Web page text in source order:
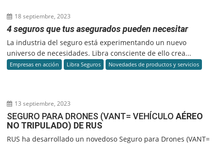
18 septiembre, 2023
4 seguros que tus asegurados pueden necesitar
La industria del seguro está experimentando un nuevo
universo de necesidades. Libra consciente de ello crea...
Empresas en acción Libra Seguros Novedades de productos y servicios
13 septiembre, 2023
SEGURO PARA DRONES (VANT= VEHÍCULOAÉREO
NO TRIPULADO) DE RUS
RUS ha desarrollado un novedoso Seguro para Drones (VANT=